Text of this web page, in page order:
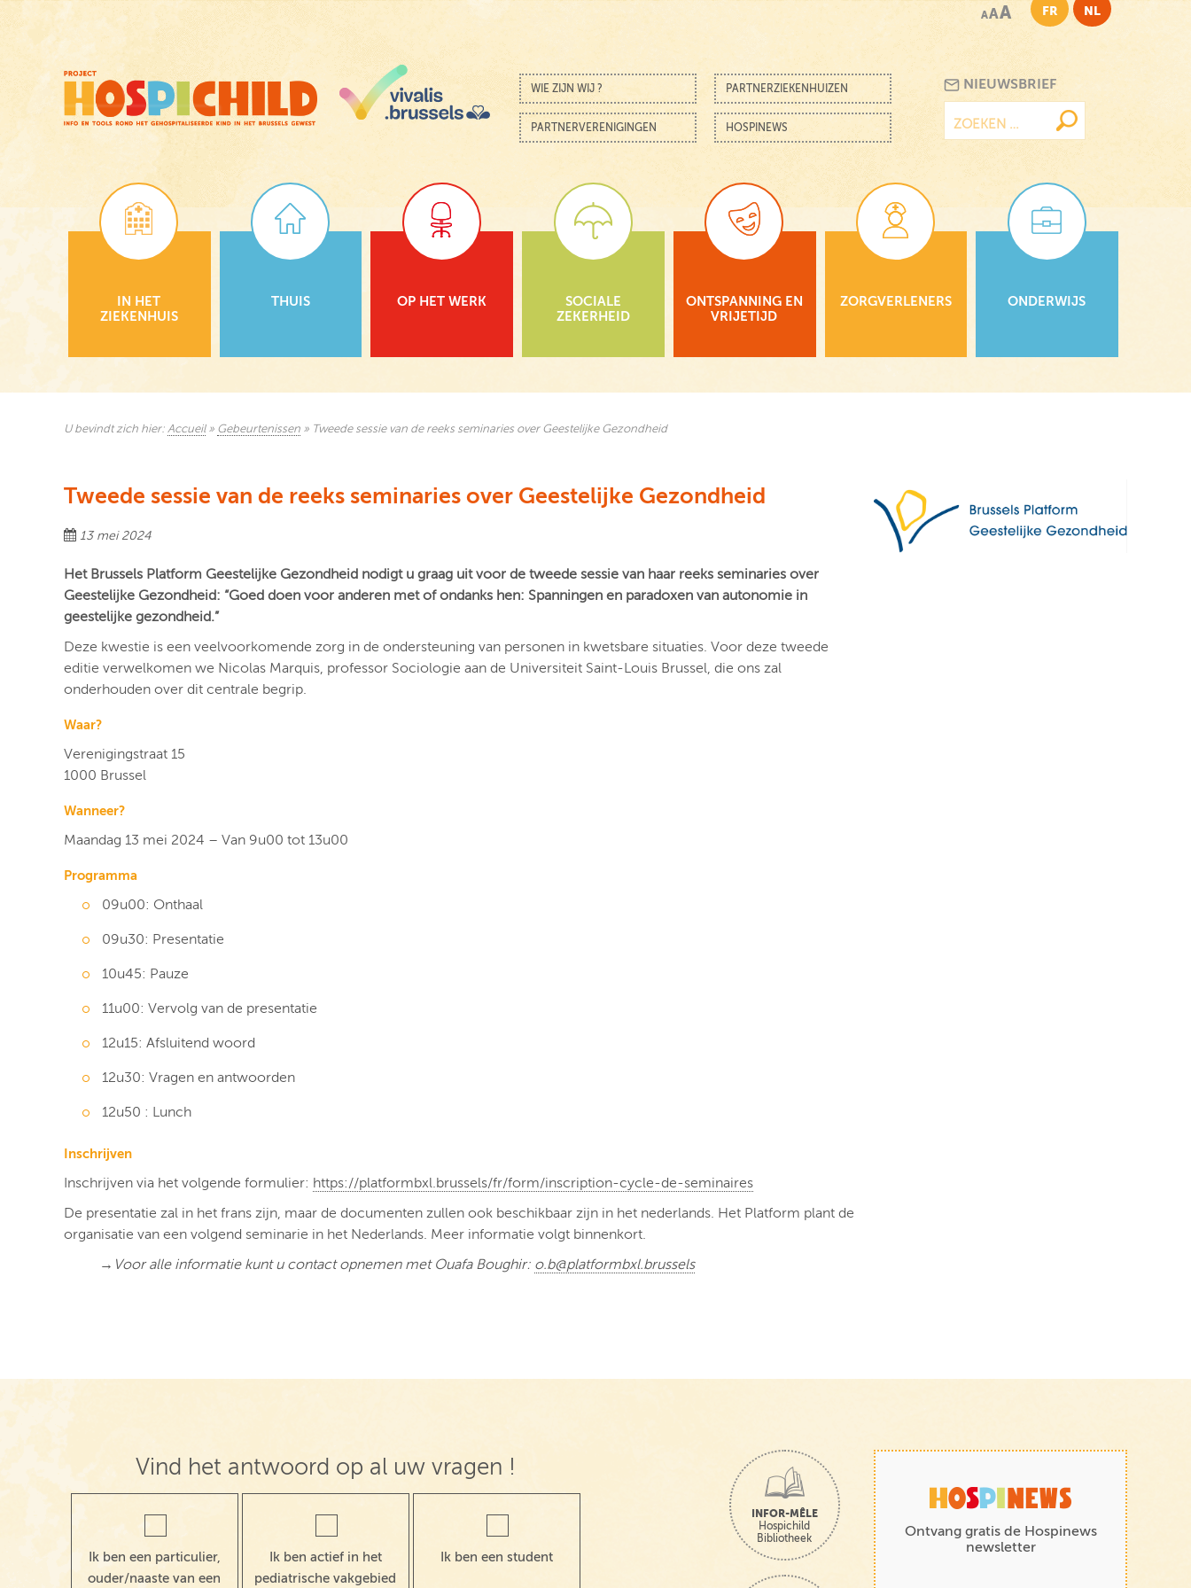
content
AAA FR NL
Menu
Skip to content
WIE ZIJN WIJ ? PARTNERZIEKENHUIZEN
PARTNERVERENIGINGEN HOSPINEWS
NIEUWSBRIEF
naar:
IN HET
ZIEKENHUIS
THUIS OP HET WERK
SOCIALE
ZEKERHEID
ONTSPANNING EN
VRIJETIJD
ZORGVERLENERS ONDERWIJS
U bevindt zich hier: Accueil» Gebeurtenissen » Tweede sessie van de reeks seminaries over Geestelijke Gezondheid
Tweede sessie van de reeks seminaries over Geestelijke Gezondheid
13 mei 2024
Het Brussels Platform Geestelijke Gezondheid nodigt u graag uit voor de tweede sessie van haar reeks seminaries over
Geestelijke Gezondheid: “Goed doen voor anderen met of ondanks hen: Spanningen en paradoxen van autonomie in
geestelijke gezondheid.”
Deze kwestie is een veelvoorkomende zorg in de ondersteuning van personen in kwetsbare situaties. Voor deze tweede
editie verwelkomen we Nicolas Marquis, professor Sociologie aan de Universiteit Saint-Louis Brussel, die ons zal
onderhouden over dit centrale begrip.
Waar?
Verenigingstraat 15
1000 Brussel
Wanneer?
Maandag 13 mei 2024 – Van 9u00 tot 13u00
Programma
09u00: Onthaal
09u30: Presentatie
10u45: Pauze
11u00: Vervolg van de presentatie
12u15: Afsluitend woord
12u30: Vragen en antwoorden
12u50 : Lunch
Inschrijven
Inschrijven via het volgende formulier: https://platformbxl.brussels/fr/form/inscription-cycle-de-seminaires
De presentatie zal in het frans zijn, maar de documenten zullen ook beschikbaar zijn in het nederlands. Het Platform plant de
organisatie van een volgend seminarie in het Nederlands. Meer informatie volgt binnenkort.
→Voor alle informatie kunt u contact opnemen met Ouafa Boughir: o.b@platformbxl.brussels
Vind het antwoord op al uw vragen !
Ik ben een particulier,
ouder/naaste van een
Ik ben actief in het
pediatrische vakgebied
Ik ben een student
INFOR-MÊLE
Hospichild
Bibliotheek
Ontvang gratis de Hospinews
newsletter